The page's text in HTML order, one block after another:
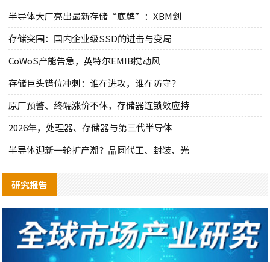
半导体大厂亮出最新存储“底牌”：XBM剑
存储突围：国内企业级SSD的进击与变局
CoWoS产能告急，英特尔EMIB搅动风
存储巨头错位冲刺：谁在进攻，谁在防守？
原厂预警、终端涨价不休，存储器连锁效应持
2026年，处理器、存储器与第三代半导体
半导体迎新一轮扩产潮？晶圆代工、封装、光
研究报告